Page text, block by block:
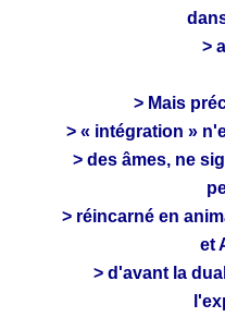
>
> Mais
> « intégration »
> des âmes, ne
> réincarné en
et
> d'avant la